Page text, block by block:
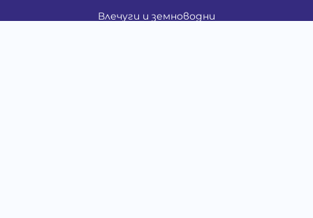
Влечуги и земноводни